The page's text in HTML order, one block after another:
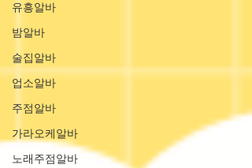
유흥알바
밤알바
술집알바
업소알바
주점알바
가라오케알바
노래주점알바